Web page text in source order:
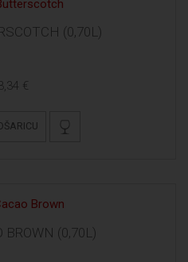
(0,70L)
€
BROWN (0,70L)